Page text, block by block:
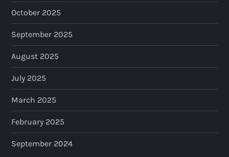
October 2025
September 2025
August 2025
July 2025
March 2025
February 2025
September 2024